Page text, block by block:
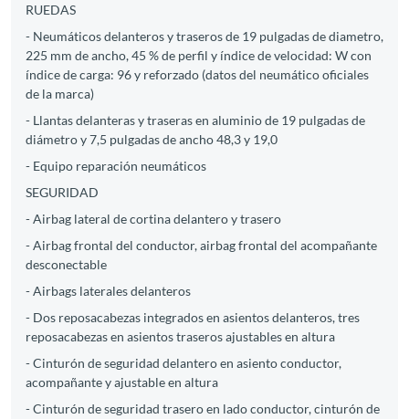
RUEDAS
- Neumáticos delanteros y traseros de 19 pulgadas de diametro,
225 mm de ancho, 45 % de perfil y índice de velocidad: W con
índice de carga: 96 y reforzado (datos del neumático oficiales
de la marca)
- Llantas delanteras y traseras en aluminio de 19 pulgadas de
diámetro y 7,5 pulgadas de ancho 48,3 y 19,0
- Equipo reparación neumáticos
SEGURIDAD
- Airbag lateral de cortina delantero y trasero
- Airbag frontal del conductor, airbag frontal del acompañante
desconectable
- Airbags laterales delanteros
- Dos reposacabezas integrados en asientos delanteros, tres
reposacabezas en asientos traseros ajustables en altura
- Cinturón de seguridad delantero en asiento conductor,
acompañante y ajustable en altura
- Cinturón de seguridad trasero en lado conductor, cinturón de